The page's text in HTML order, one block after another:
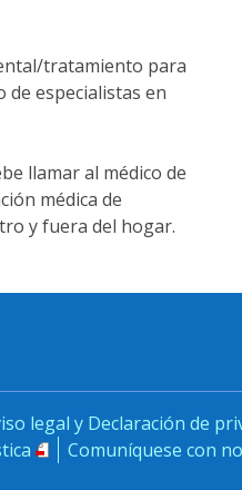
tratamiento para
especialistas en
llamar al médico de
médica de
y fuera del hogar.
legal y Declaración de
Comuníquese con